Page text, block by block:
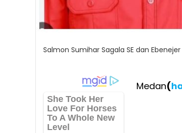
Salmon Sumihar Sagala SE dan Ebenejer
Medan(